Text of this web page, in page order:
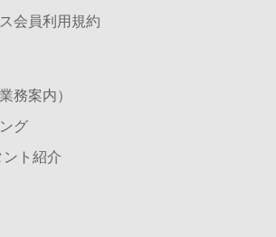
会員利用規約
務案内）
グ
ト紹介